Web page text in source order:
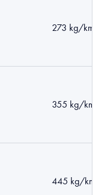
273 kg/km
355 kg/km
445 kg/km